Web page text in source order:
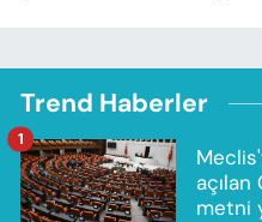
Trend Haberler
açılan
metni
1